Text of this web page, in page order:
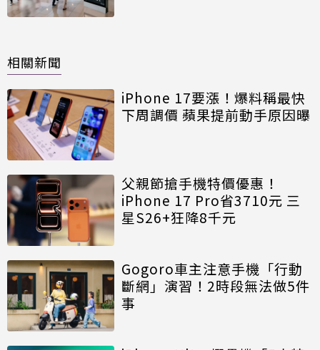
相關新聞
iPhone 17要漲！爆料稱最快
下周調價 蘋果提前動手原因曝
父親節搶手機特價優惠！
iPhone 17 Pro省3710元 三
星S26+狂降8千元
Gogoro車主注意手機「行動
斷網」演習！2時段無法做5件
事